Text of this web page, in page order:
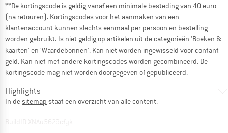
**De kortingscode is geldig vanaf een minimale besteding van 40 euro
(na retouren). Kortingscodes voor het aanmaken van een
klantenaccount kunnen slechts eenmaal per persoon en bestelling
worden gebruikt. Is niet geldig op artikelen uit de categorieën 'Boeken &
kaarten' en 'Waardebonnen'. Kan niet worden ingewisseld voor contant
geld. Kan niet met andere kortingscodes worden gecombineerd. De
kortingscode mag niet worden doorgegeven of gepubliceerd.
Highlights
In desitemap staat een overzicht van alle content.